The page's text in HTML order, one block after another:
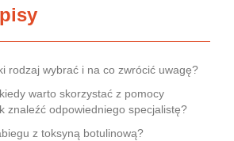
rodzaj wybrać i na co zwrócić uwagę?
warto skorzystać z pomocy
znaleźć odpowiedniego specjalistę?
z toksyną botulinową?